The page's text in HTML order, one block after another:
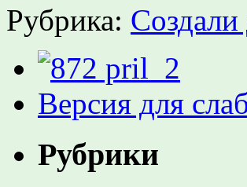
Рубрика:
Версия для
Рубрики